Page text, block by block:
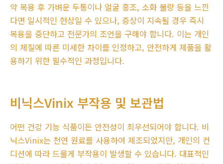
약 복용 후 가벼운 두통이나 얼굴 홍조, 소화 불량 등을 느낀
다면 일시적인 현상일 수 있으나, 증상이 지속될 경우 즉시
복용을 중단하고 전문가의 조언을 구해야 합니다. 이는 개인
의 체질에 따른 미세한 차이를 인정하고, 안전하게 제품을 활
용하기 위한 필수적인 과정입니다.
비닉스Vinix 부작용 및 보관법
어떤 건강 기능 식품이든 안전성이 최우선되어야 합니다. 비
닉스Vinix는 천연 원료를 사용하여 제조되었지만, 개인의 컨
디션에 따라 드물게 부작용이 발생할 수 있습니다. 대표적인